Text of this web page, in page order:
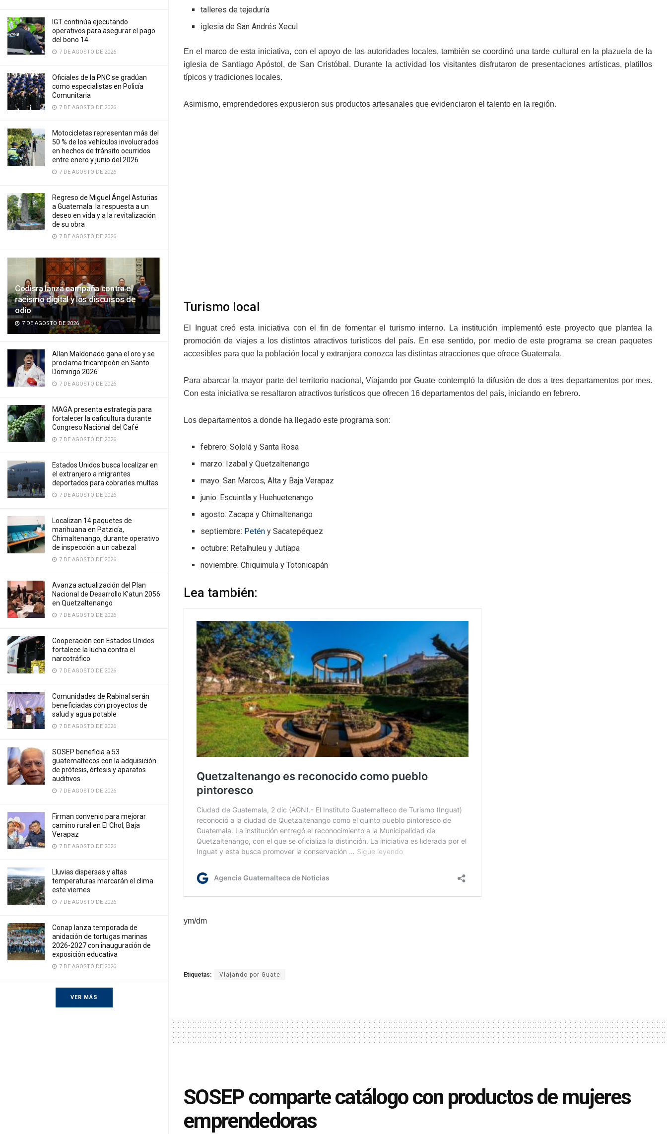
IGT continúa ejecutando
operativos para asegurar el pago
del bono 14
7 DE AGOSTO DE 2026
Oficiales de la PNC se gradúan
como especialistas en Policía
Comunitaria
7 DE AGOSTO DE 2026
Motocicletas representan más del
50 % de los vehículos involucrados
en hechos de tránsito ocurridos
entre enero y junio del 2026
7 DE AGOSTO DE 2026
Regreso de Miguel Ángel Asturias
a Guatemala: la respuesta a un
deseo en vida y a la revitalización
de su obra
7 DE AGOSTO DE 2026
Codisra lanza campaña contra el
racismo digital y los discursos de
odio
7 DE AGOSTO DE 2026
Allan Maldonado gana el oro y se
proclama tricampeón en Santo
Domingo 2026
7 DE AGOSTO DE 2026
MAGA presenta estrategia para
fortalecer la caficultura durante
Congreso Nacional del Café
7 DE AGOSTO DE 2026
Estados Unidos busca localizar en
el extranjero a migrantes
deportados para cobrarles multas
7 DE AGOSTO DE 2026
Localizan 14 paquetes de
marihuana en Patzicía,
Chimaltenango, durante operativo
de inspección a un cabezal
7 DE AGOSTO DE 2026
Avanza actualización del Plan
Nacional de Desarrollo K’atun 2056
en Quetzaltenango
7 DE AGOSTO DE 2026
Cooperación con Estados Unidos
fortalece la lucha contra el
narcotráfico
7 DE AGOSTO DE 2026
Comunidades de Rabinal serán
beneficiadas con proyectos de
salud y agua potable
7 DE AGOSTO DE 2026
SOSEP beneficia a 53
guatemaltecos con la adquisición
de prótesis, órtesis y aparatos
auditivos
7 DE AGOSTO DE 2026
Firman convenio para mejorar
camino rural en El Chol, Baja
Verapaz
7 DE AGOSTO DE 2026
Lluvias dispersas y altas
temperaturas marcarán el clima
este viernes
7 DE AGOSTO DE 2026
Conap lanza temporada de
anidación de tortugas marinas
2026-2027 con inauguración de
exposición educativa
7 DE AGOSTO DE 2026
VER MÁS
talleres de tejeduría
iglesia de San Andrés Xecul
En el marco de esta iniciativa, con el apoyo de las autoridades locales, también se coordinó una tarde cultural en la plazuela de la
iglesia de Santiago Apóstol, de San Cristóbal. Durante la actividad los visitantes disfrutaron de presentaciones artísticas, platillos
típicos y tradiciones locales.
Asimismo, emprendedores expusieron sus productos artesanales que evidenciaron el talento en la región.
Turismo local
El Inguat creó esta iniciativa con el fin de fomentar el turismo interno. La institución implementó este proyecto que plantea la
promoción de viajes a los distintos atractivos turísticos del país. En ese sentido, por medio de este programa se crean paquetes
accesibles para que la población local y extranjera conozca las distintas atracciones que ofrece Guatemala.
Para abarcar la mayor parte del territorio nacional, Viajando por Guate contempló la difusión de dos a tres departamentos por mes.
Con esta iniciativa se resaltaron atractivos turísticos que ofrecen 16 departamentos del país, iniciando en febrero.
Los departamentos a donde ha llegado este programa son:
febrero: Sololá y Santa Rosa
marzo: Izabal y Quetzaltenango
mayo: San Marcos, Alta y Baja Verapaz
junio: Escuintla y Huehuetenango
agosto: Zacapa y Chimaltenango
septiembre: Petén y Sacatepéquez
octubre: Retalhuleu y Jutiapa
noviembre: Chiquimula y Totonicapán
Lea también:
ym/dm
Etiquetas: Viajando por Guate
SOSEP comparte catálogo con productos de mujeres
emprendedoras